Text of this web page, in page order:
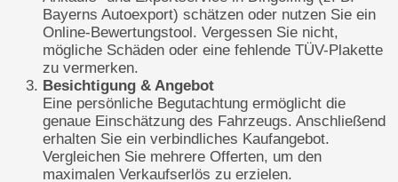
Bayerns Autoexport) schätzen oder nutzen Sie ein
Online-Bewertungstool. Vergessen Sie nicht,
mögliche Schäden oder eine fehlende TÜV-Plakette
zu vermerken.
Besichtigung & Angebot
Eine persönliche Begutachtung ermöglicht die
genaue Einschätzung des Fahrzeugs. Anschließend
erhalten Sie ein verbindliches Kaufangebot.
Vergleichen Sie mehrere Offerten, um den
maximalen Verkaufserlös zu erzielen.